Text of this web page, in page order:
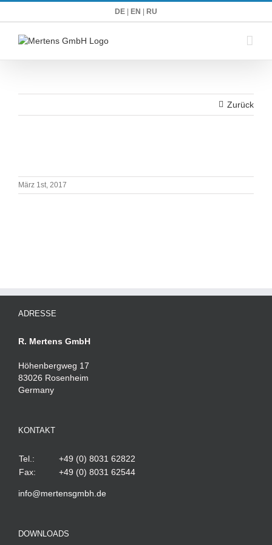
DE EN RU
Zurück
März 1st, 2017
ADRESSE
R. Mertens GmbH
Höhenbergweg 17
83026 Rosenheim
Germany
KONTAKT
Tel.:
+49 (0) 8031 62822
Fax:
+49 (0) 8031 62544
info@mertensgmbh.de
DOWNLOADS